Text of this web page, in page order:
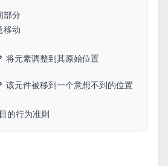
部分
移动
将元素调整到其原始位置
该元件被移到一个意想不到的位置
的行为准则